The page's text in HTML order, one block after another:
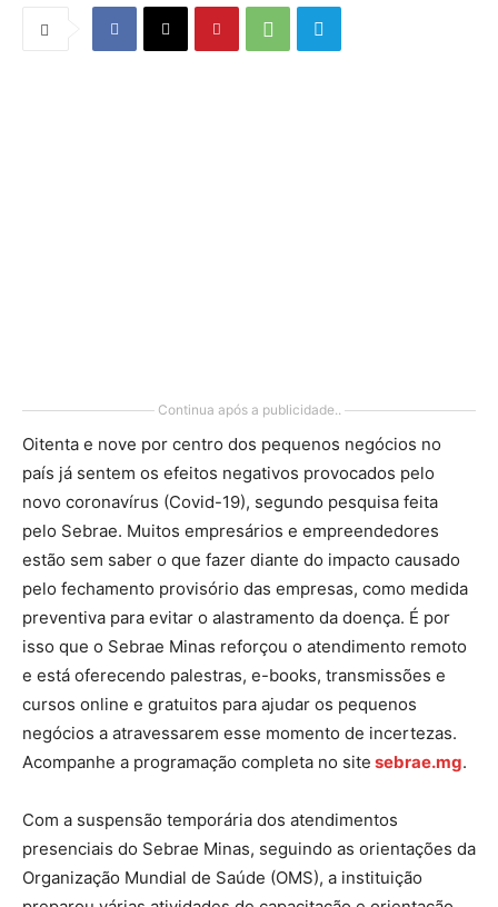
Continua após a publicidade..
Oitenta e nove por centro dos pequenos negócios no
país já sentem os efeitos negativos provocados pelo
novo coronavírus (Covid-19), segundo pesquisa feita
pelo Sebrae. Muitos empresários e empreendedores
estão sem saber o que fazer diante do impacto causado
pelo fechamento provisório das empresas, como medida
preventiva para evitar o alastramento da doença. É por
isso que o Sebrae Minas reforçou o atendimento remoto
e está oferecendo palestras, e-books, transmissões e
cursos online e gratuitos para ajudar os pequenos
negócios a atravessarem esse momento de incertezas.
Acompanhe a programação completa no site sebrae.mg.
Com a suspensão temporária dos atendimentos
presenciais do Sebrae Minas, seguindo as orientações da
Organização Mundial de Saúde (OMS), a instituição